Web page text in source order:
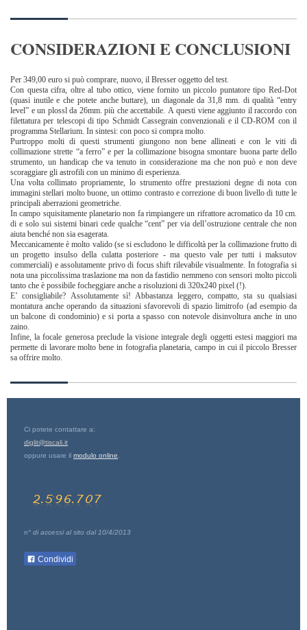
CONSIDERAZIONI E CONCLUSIONI
Per 349,00 euro si può comprare, nuovo, il Bresser oggetto del test.
Con questa cifra, oltre al tubo ottico, viene fornito un piccolo puntatore tipo Red-Dot
(quasi inutile e che potete anche buttare), un diagonale da 31,8 mm. di qualità “entry
level” e un plossl da 26mm. più che accettabile. A questi viene aggiunto il raccordo con
filettatura per telescopi di tipo Schmidt Cassegrain convenzionali e il CD-ROM con il
programma Stellarium. In sintesi: con poco si compra molto.
Purtroppo molti di questi strumenti giungono non bene allineati e con le viti di
collimazione strette “a ferro” e per la collimazione bisogna smontare buona parte dello
strumento, un handicap che va tenuto in considerazione ma che non può e non deve
scoraggiare gli astrofili con un minimo di esperienza.
Una volta collimato propriamente, lo strumento offre prestazioni degne di nota con
immagini stellari molto buone, un ottimo contrasto e correzione di buon livello di tutte le
principali aberrazioni geometriche.
In campo squisitamente planetario non fa rimpiangere un rifrattore acromatico da 10 cm.
di e solo sui sistemi binari cede qualche “cent” per via dell’ostruzione centrale che non
aiuta benché non sia esagerata.
Meccanicamente è molto valido (se si escludono le difficoltà per la collimazione frutto di
un progetto insulso della culatta posteriore - ma questo vale per tutti i maksutov
commerciali) e assolutamente privo di focus shift rilevabile visualmente. In fotografia si
nota una piccolissima traslazione ma non da fastidio nemmeno con sensori molto piccoli
tanto che è possibile focheggiare anche a risoluzioni di 320x240 pixel (!).
E’ consigliabile? Assolutamente sì! Abbastanza leggero, compatto, sta su qualsiasi
montatura anche operando da situazioni sfavorevoli di spazio limitrofo (ad esempio da
un balcone di condominio) e si porta a spasso con notevole disinvoltura anche in uno
zaino.
Infine, la focale generosa preclude la visione integrale degli oggetti estesi maggiori ma
permette di lavorare molto bene in fotografia planetaria, campo in cui il piccolo Bresser
sa offrire molto.
Ci potete contattare a:
diglit@tiscali.it
oppure usare il modulo online
n° di accessi al sito dal 10/4/2013
Condividi